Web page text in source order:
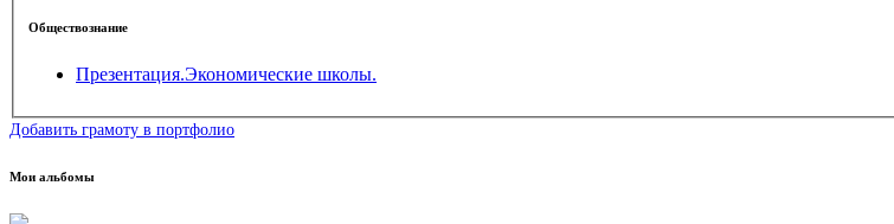
Обществознание
Презентация.Экономические школы.
Добавить грамоту в портфолио
Мои альбомы